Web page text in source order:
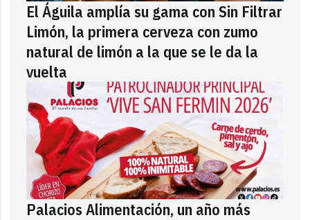
El Águila amplía su gama con Sin Filtrar
Limón, la primera cerveza con zumo
natural de limón a la que se le da la
vuelta
Palacios Alimentación, un año más